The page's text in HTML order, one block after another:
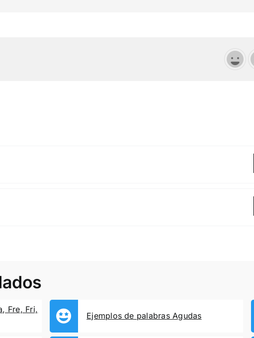
Fre, Fri,
Ejemplos de palabras Agudas